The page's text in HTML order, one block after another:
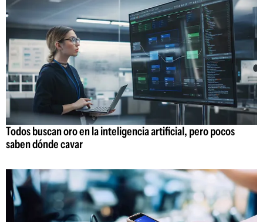
Todos buscan oro en la inteligencia artificial, pero pocos
saben dónde cavar